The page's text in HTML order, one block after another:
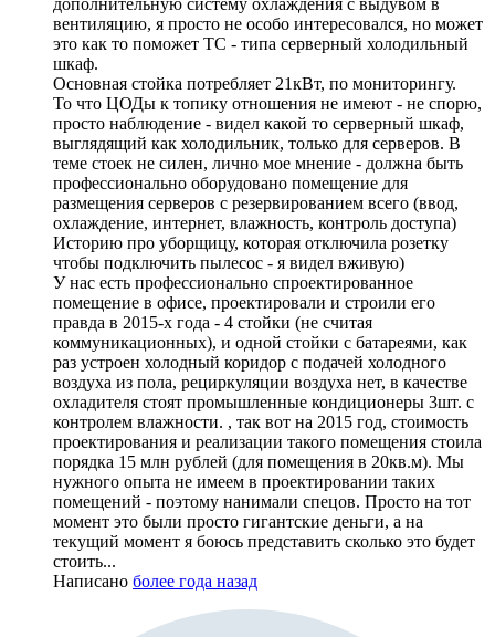
дополнительную систему охлаждения с выдувом в
вентиляцию, я просто не особо интересовался, но может
это как то поможет ТС - типа серверный холодильный
шкаф.
Основная стойка потребляет 21кВт, по мониторингу.
То что ЦОДы к топику отношения не имеют - не спорю,
просто наблюдение - видел какой то серверный шкаф,
выглядящий как холодильник, только для серверов. В
теме стоек не силен, лично мое мнение - должна быть
профессионально оборудовано помещение для
размещения серверов с резервированием всего (ввод,
охлаждение, интернет, влажность, контроль доступа)
Историю про уборщицу, которая отключила розетку
чтобы подключить пылесос - я видел вживую)
У нас есть профессионально спроектированное
помещение в офисе, проектировали и строили его
правда в 2015-х года - 4 стойки (не считая
коммуникационных), и одной стойки с батареями, как
раз устроен холодный коридор с подачей холодного
воздуха из пола, рециркуляции воздуха нет, в качестве
охладителя стоят промышленные кондиционеры 3шт. с
контролем влажности. , так вот на 2015 год, стоимость
проектирования и реализации такого помещения стоила
порядка 15 млн рублей (для помещения в 20кв.м). Мы
нужного опыта не имеем в проектировании таких
помещений - поэтому нанимали спецов. Просто на тот
момент это были просто гигантские деньги, а на
текущий момент я боюсь представить сколько это будет
стоить...
Написано более года назад